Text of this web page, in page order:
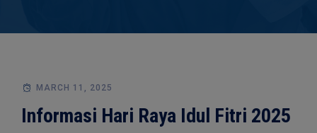
MARCH 11, 2025
Informasi Hari Raya Idul Fitri 2025